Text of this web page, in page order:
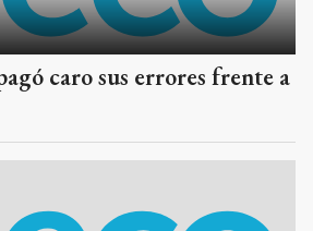
caro sus errores frente a